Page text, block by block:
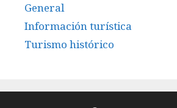
General
Información turística
Turismo histórico